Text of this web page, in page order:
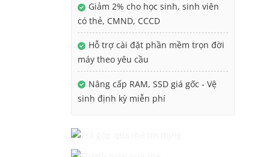
Giảm 2% cho học sinh, sinh viên
có thẻ, CMND, CCCD
Hỗ trợ cài đặt phần mềm trọn đời
máy theo yêu cầu
Nâng cấp RAM, SSD giá gốc - Vệ
sinh định kỳ miễn phí